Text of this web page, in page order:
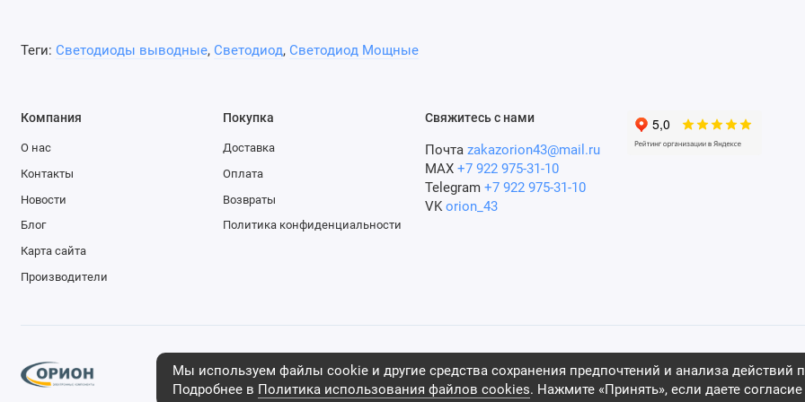
Теги: Светодиоды выводные, Светодиод, Светодиод Мощные
Мы используем файлы cookie и другие средства сохранения предпочтений и анализа действий
Подробнее в Политика использования файлов cookies. Нажмите «Принять», если даете согласие
Компания
О нас
Контакты
Новости
Блог
Карта сайта
Производители
Покупка
Доставка
Оплата
Возвраты
Политика конфиденциальности
Свяжитесь с нами
Почта zakazorion43@mail.ru
MAX +7 922 975-31-10
Telegram +7 922 975-31-10
VK orion_43
ИП Мельников Андрей Анатольевич, 2025